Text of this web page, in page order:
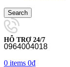
Search
HỖ TRỢ 24/7
0964004018
0 items 0₫